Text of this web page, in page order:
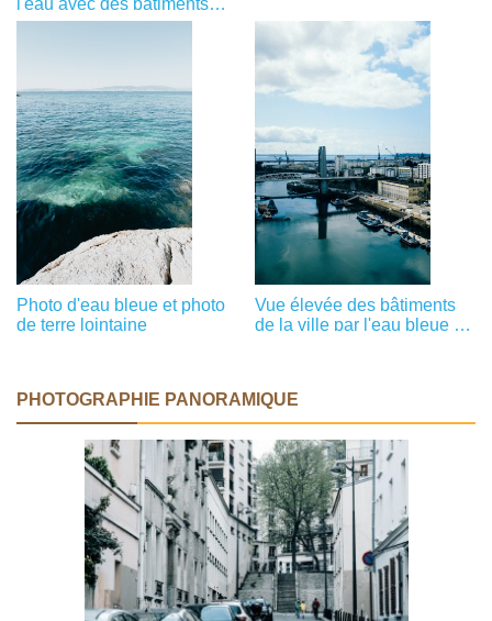
l'eau avec des bâtiments
Photo
Photo d'eau bleue et photo
de terre lointaine
Vue élevée des bâtiments
de la ville par l'eau bleue et
PHOTOGRAPHIE PANORAMIQUE